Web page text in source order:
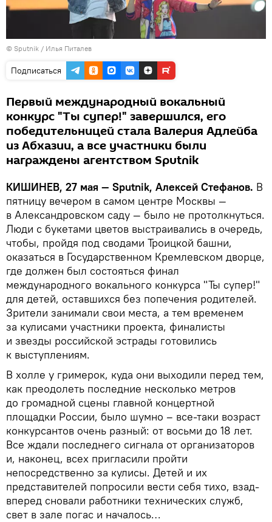
© Sputnik / Илья Питалев
Подписаться
Первый международный вокальный
конкурс "Ты супер!" завершился, его
победительницей стала Валерия Адлейба
из Абхазии, а все участники были
награждены агентством Sputnik
КИШИНЕВ, 27 мая — Sputnik, Алексей Стефанов. В
пятницу вечером в самом центре Москвы —
в Александровском саду — было не протолкнуться.
Люди с букетами цветов выстраивались в очередь,
чтобы, пройдя под сводами Троицкой башни,
оказаться в Государственном Кремлевском дворце,
где должен был состояться финал
международного вокального конкурса "Ты супер!"
для детей, оставшихся без попечения родителей.
Зрители занимали свои места, а тем временем
за кулисами участники проекта, финалисты
и звезды российской эстрады готовились
к выступлениям.
В холле у гримерок, куда они выходили перед тем,
как преодолеть последние несколько метров
до громадной сцены главной концертной
площадки России, было шумно – все-таки возраст
конкурсантов очень разный: от восьми до 18 лет.
Все ждали последнего сигнала от организаторов
и, наконец, всех пригласили пройти
непосредственно за кулисы. Детей и их
представителей попросили вести себя тихо, взад-
вперед сновали работники технических служб,
свет в зале погас и началось…